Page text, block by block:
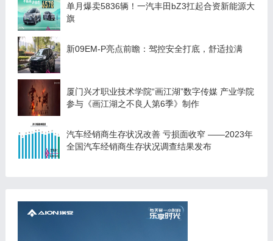
单月爆卖5836辆！一汽丰田bZ3扛起合资新能源大
旗
新09EM-P亮点前瞻：驾控安全打底，舒适拉满
厦门兴才职业技术学院“画江湖”数字传媒 产业学院
参与《画江湖之不良人第6季》制作
汽车经销商生存状况改善 亏损面收窄 ——2023年
全国汽车经销商生存状况调查结果发布